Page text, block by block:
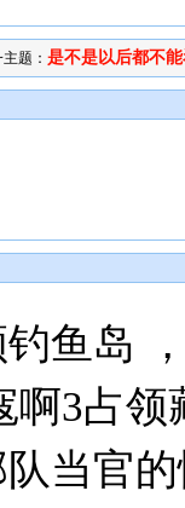
题： 是不是以后都不
鱼岛
啊3占
当官